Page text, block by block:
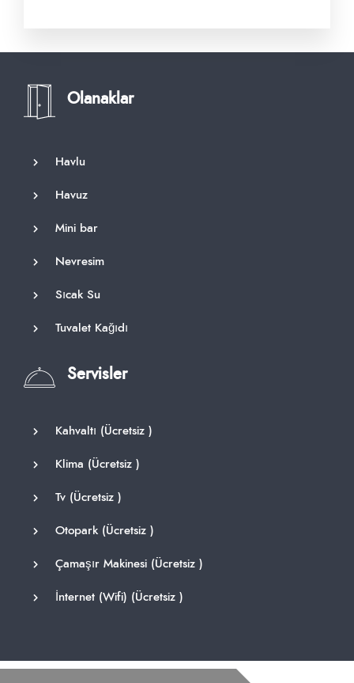
Olanaklar
Havlu
Havuz
Mini bar
Nevresim
Sıcak Su
Tuvalet Kağıdı
Servisler
Kahvaltı (Ücretsiz )
Klima (Ücretsiz )
Tv (Ücretsiz )
Otopark (Ücretsiz )
Çamaşır Makinesi (Ücretsiz )
İnternet (Wifi) (Ücretsiz )